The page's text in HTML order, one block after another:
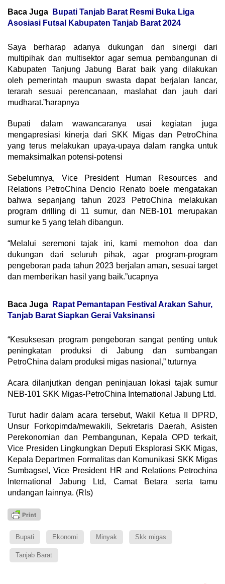
Baca Juga
Bupati Tanjab Barat Resmi Buka Liga
Asosiasi Futsal Kabupaten Tanjab Barat 2024
Saya berharap adanya dukungan dan sinergi dari
multipihak dan multisektor agar semua pembangunan di
Kabupaten Tanjung Jabung Barat baik yang dilakukan
oleh pemerintah maupun swasta dapat berjalan lancar,
terarah sesuai perencanaan, maslahat dan jauh dari
mudharat.”harapnya
Bupati dalam wawancaranya usai kegiatan juga
mengapresiasi kinerja dari SKK Migas dan PetroChina
yang terus melakukan upaya-upaya dalam rangka untuk
memaksimalkan potensi-potensi
Sebelumnya, Vice President Human Resources and
Relations PetroChina Dencio Renato boele mengatakan
bahwa sepanjang tahun 2023 PetroChina melakukan
program drilling di 11 sumur, dan NEB-101 merupakan
sumur ke 5 yang telah dibangun.
“Melalui seremoni tajak ini, kami memohon doa dan
dukungan dari seluruh pihak, agar program-program
pengeboran pada tahun 2023 berjalan aman, sesuai target
dan memberikan hasil yang baik.”ucapnya
Baca Juga
Rapat Pemantapan Festival Arakan Sahur,
Tanjab Barat Siapkan Gerai Vaksinansi
“Kesuksesan program pengeboran sangat penting untuk
peningkatan produksi di Jabung dan sumbangan
PetroChina dalam produksi migas nasional,” tuturnya
Acara dilanjutkan dengan peninjauan lokasi tajak sumur
NEB-101 SKK Migas-PetroChina International Jabung Ltd.
Turut hadir dalam acara tersebut, Wakil Ketua II DPRD,
Unsur Forkopimda/mewakili, Sekretaris Daerah, Asisten
Perekonomian dan Pembangunan, Kepala OPD terkait,
Vice Presiden Lingkungkan Deputi Eksplorasi SKK Migas,
Kepala Departmen Formalitas dan Komunikasi SKK Migas
Sumbagsel, Vice President HR and Relations Petrochina
International Jabung Ltd, Camat Betara serta tamu
undangan lainnya. (Rls)
Bupati Ekonomi Minyak Skk migas
Tanjab Barat